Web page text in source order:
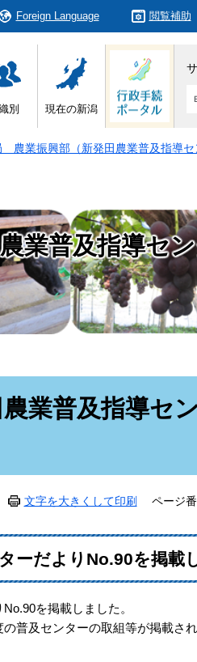
Foreign Language 閲覧補助
別 現在の新潟
タ
ム
農業振興部（新発田農業普及指導セ
業普及指導セ
農業普及指導セ
文字を大きくして印刷 ページ
ーだよりNo.90を掲載
を掲載しました。
普及センターの取組等が掲載さ